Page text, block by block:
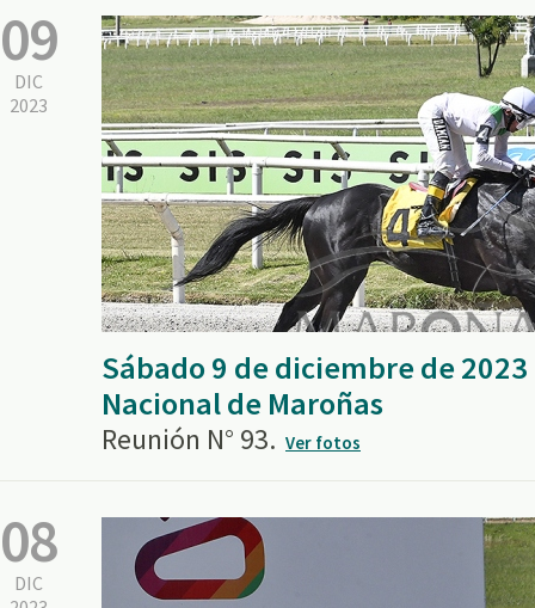
09
DIC
2023
Sábado 9 de diciembre de
Nacional de Maroñas
Reunión N° 93. Ver fotos
08
DIC